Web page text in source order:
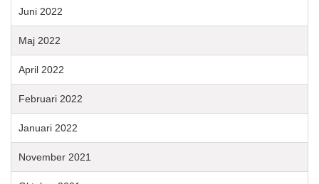
Juni 2022
Maj 2022
April 2022
Februari 2022
Januari 2022
November 2021